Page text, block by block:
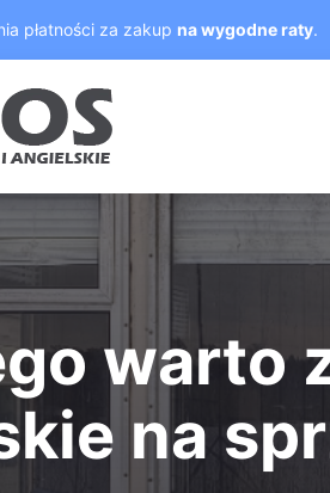
płatności za zakupna wygodne raty.
warto
na